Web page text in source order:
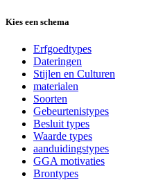
Kies een schema
Erfgoedtypes
Dateringen
Stijlen en Culturen
materialen
Soorten
Gebeurtenistypes
Besluit types
Waarde types
aanduidingstypes
GGA motivaties
Brontypes